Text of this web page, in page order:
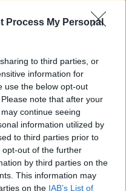
Process My Personal
to third parties, or
information for
use the below opt-out
note that after your
continue seeing
information utilized by
to third parties prior to
out of the further
by third parties on the
This information may
on the IAB’s List of
di Marcinelle: omaggi